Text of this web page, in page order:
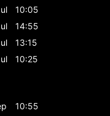
10:05
14:55
13:15
10:25
10:55